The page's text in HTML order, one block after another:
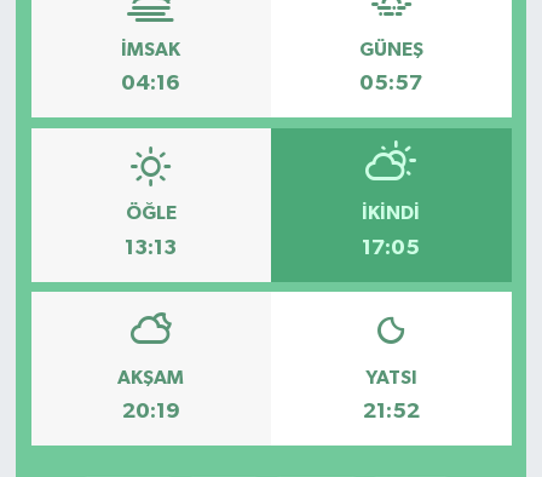
İMSAK
04:16
GÜNEŞ
05:57
ÖĞLE
13:13
İKINDI
17:05
AKŞAM
20:19
YATSI
21:52